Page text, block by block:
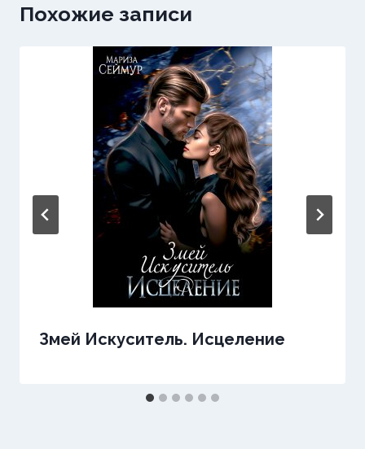
Похожие записи
Змей Искуситель. Исцеление